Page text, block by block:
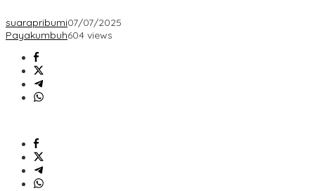
suarapribumi07/07/2025
Payakumbuh604 views